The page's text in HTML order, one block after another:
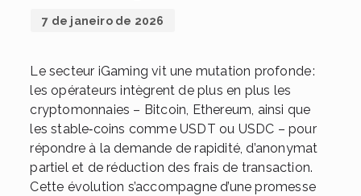
7 de janeiro de 2026
Le secteur iGaming vit une mutation profonde :
les opérateurs intègrent de plus en plus les
cryptomonnaies – Bitcoin, Ethereum, ainsi que
les stable‑coins comme USDT ou USDC – pour
répondre à la demande de rapidité, d’anonymat
partiel et de réduction des frais de transaction.
Cette évolution s’accompagne d’une promesse